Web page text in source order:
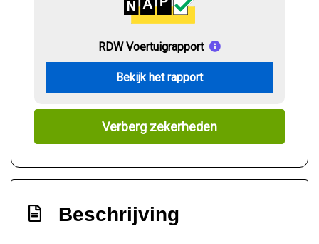
RDW Voertuigrapport
Bekijk het rapport
Verberg zekerheden
Beschrijving